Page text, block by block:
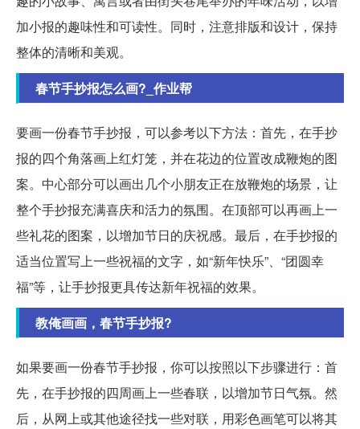
加小报的趣味性和可读性。同时，注意排版和设计，保持
整体的清晰和美观。
春节手抄报怎么画?_作业帮
要画一份春节手抄报，可以参考以下方法：首先，在手抄
报的四个角落画上红灯笼，并在花边的位置改成鞭炮的图
案。中心部分可以画出几个小朋友正在放鞭炮的场景，让
整个手抄报充满喜庆和活力的氛围。在顶部可以再画上一
些礼花的图案，以增加节日的庆祝感。最后，在手抄报的
适当位置写上一些祝福的文字，如“新年快乐”、“团圆幸
福”等，让手抄报更具传达新年祝福的效果。
教俺画画，春节手抄报?
如果要画一份春节手抄报，你可以按照以下步骤进行：首
先，在手抄报的四周画上一些春联，以增加节日气氛。然
后，从网上或其他途径找一些对联，用彩色画笔可以将其